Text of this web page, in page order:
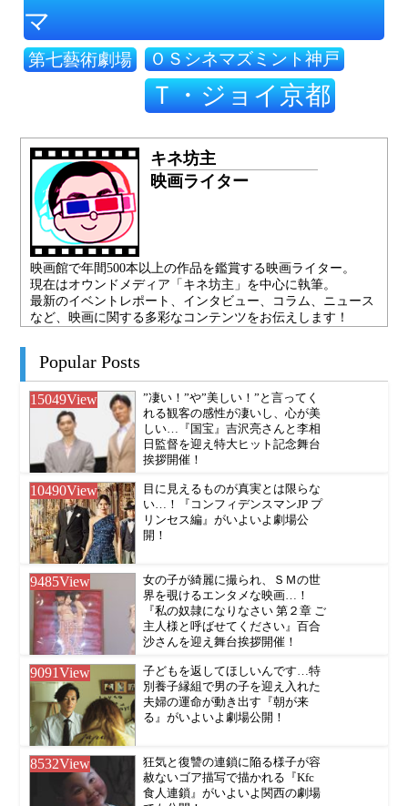
マ
第七藝術劇場 ＯＳシネマズミント神戸
Ｔ・ジョイ京都
キネ坊主
映画ライター
映画館で年間500本以上の作品を鑑賞する映画ライター。
現在はオウンドメディア「キネ坊主」を中心に執筆。
最新のイベントレポート、インタビュー、コラム、ニュース
など、映画に関する多彩なコンテンツをお伝えします！
Popular Posts
15049View
”凄い！”や”美しい！”と言ってく
れる観客の感性が凄いし、心が美
しい…『国宝』吉沢亮さんと李相
日監督を迎え特大ヒット記念舞台
挨拶開催！
10490View
目に見えるものが真実とは限らな
い…！『コンフィデンスマンJP プ
リンセス編』がいよいよ劇場公
開！
9485View
女の子が綺麗に撮られ、ＳＭの世
界を覗けるエンタメな映画…！
『私の奴隷になりなさい 第２章 ご
主人様と呼ばせてください』百合
沙さんを迎え舞台挨拶開催！
9091View
子どもを返してほしいんです…特
別養子縁組で男の子を迎え入れた
夫婦の運命が動き出す『朝が来
る』がいよいよ劇場公開！
8532View
狂気と復讐の連鎖に陥る様子が容
赦ないゴア描写で描かれる『Kfc
食人連鎖』がいよいよ関西の劇場